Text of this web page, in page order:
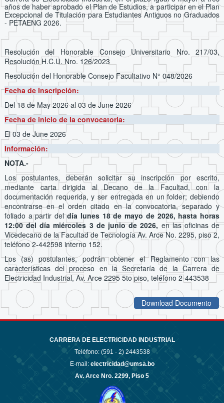
años de haber aprobado el Plan de Estudios, a participar en el Plan
Excepcional de Titulación para Estudiantes Antiguos no Graduados
- PETAENG 2026.
Resolución del Honorable Consejo Universitario Nro. 217/03,
Resolución H.C.U. Nro. 126/2023
Resolución del Honorable Consejo Facultativo N° 048/2026
Fecha de Inscripción:
Del 18 de May 2026al 03 de June 2026
Fecha de inicio de la convocatoria:
El 03 de June 2026
Información:
NOTA.-
Los postulantes, deberán solicitar su inscripción por escrito,
mediante carta dirigida al Decano de la Facultad, con la
documentación requerida, y ser entregada en un folder; debiendo
encontrarse en el orden citado en la convocatoria, separado y
foliado a partir deldía lunes 18 de mayo de 2026, hasta horas
12:00 del día miércoles 3 de junio de 2026, en las oficinas de
Vicedecano de la Facultad de Tecnología Av. Arce No. 2295, piso 2,
teléfono 2-442598 interno 152.
Los (as) postulantes, podrán obtener el Reglamento con las
características del proceso en la Secretaría de la Carrera de
Electricidad Industrial, Av. Arce 2295 5to piso, teléfono 2-443538
Download Documento
CARRERA DE ELECTRICIDAD INDUSTRIAL
Teléfono: (591 - 2) 2443538
E-mail: electricidad@umsa.bo
Av. Arce Nro. 2299, Piso 5